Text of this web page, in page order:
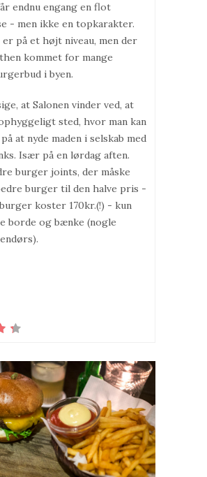
endnu engang en flot
- men ikke en topkarakter.
på et højt niveau, men der
kommet for mange
i byen.
at Salonen vinder ved, at
sted, hvor man kan
at nyde maden i selskab med
Især på en lørdag aften.
burger joints, der måske
burger til den halve pris -
koster 170kr.(!) - kun
borde og bænke (nogle